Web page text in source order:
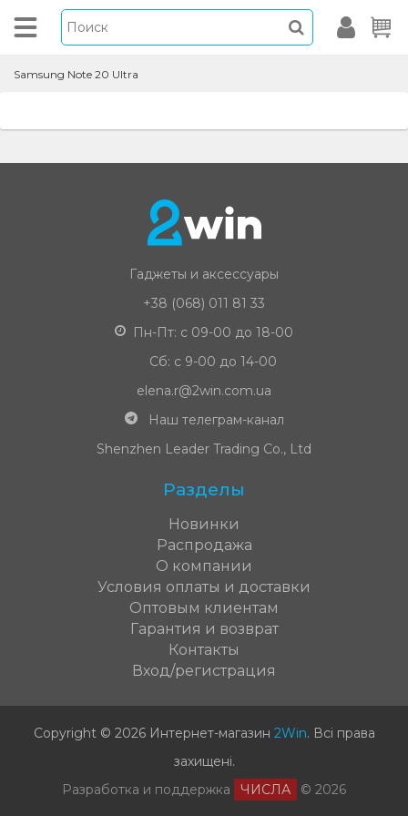
Samsung Note 20 Ultra
Гаджеты и аксессуары
+38 (068) 011 81 33
Пн-Пт: с 09-00 до 18-00
Сб: с 9-00 до 14-00
elena.r@2win.com.ua
Наш телеграм-канал
Shenzhen Leader Trading Co., Ltd
Разделы
Новинки
Распродажа
О компании
Условия оплаты и доставки
Оптовым клиентам
Гарантия и возврат
Контакты
Вход/регистрация
Copyright © 2026 Интернет-магазин 2Win. Всі права
захищені.
Разработка и поддержка
ЧИСЛА © 2026